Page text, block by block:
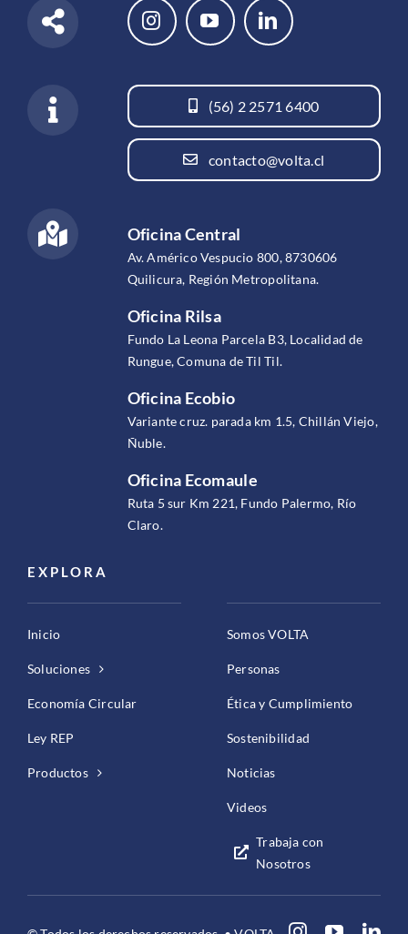
(56) 2 2571 6400
contacto@volta.cl
Oficina Central
Av. Américo Vespucio 800, 8730606
Quilicura, Región Metropolitana.
Oficina Rilsa
Fundo La Leona Parcela B3, Localidad de
Rungue, Comuna de Til Til.
Oficina Ecobio
Variante cruz. parada km 1.5, Chillán Viejo,
Ñuble.
Oficina Ecomaule
Ruta 5 sur Km 221, Fundo Palermo, Río
Claro.
EXPLORA
Inicio
Soluciones
Economía Circular
Ley REP
Productos
Somos VOLTA
Personas
Ética y Cumplimiento
Sostenibilidad
Noticias
Videos
Trabaja con
Nosotros